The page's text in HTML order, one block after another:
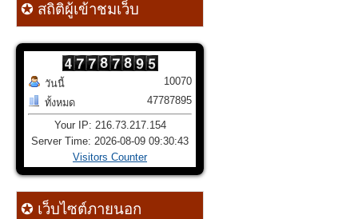
✪ สถิติผู้เข้าชมเว็บ
วันนี้
ทั้งหมด
10070
47787895
Your IP: 216.73.217.154
Server Time: 2026-08-09 09:30:43
Visitors Counter
✪ เว็บไซต์ภายนอก